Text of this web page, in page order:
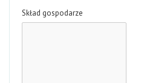
Skład gospodarze